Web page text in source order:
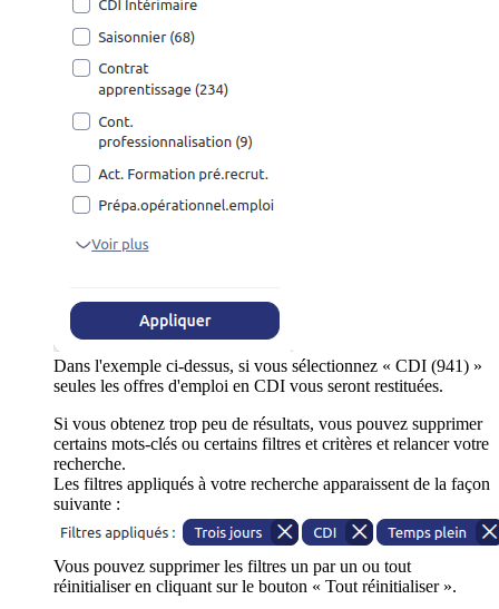
Dans l'exemple ci-dessus, si vous sélectionnez « CDI (941) »
seules les offres d'emploi en CDI vous seront restituées.
Si vous obtenez trop peu de résultats, vous pouvez supprimer
certains mots-clés ou certains filtres et critères et relancer votre
recherche.
Les filtres appliqués à votre recherche apparaissent de la façon
suivante :
Vous pouvez supprimer les filtres un par un ou tout
réinitialiser en cliquant sur le bouton « Tout réinitialiser ».